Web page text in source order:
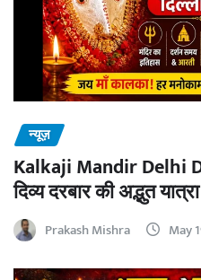
न्यूज़
Kalkaji Mandir Delhi
दिव्य दरबार की अद्भुत यात्रा
Prakash Mishra May